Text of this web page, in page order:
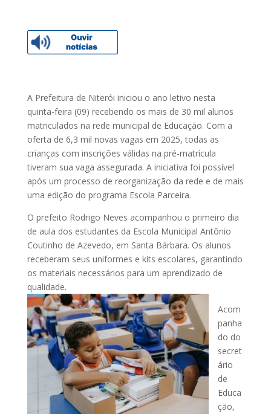
A Prefeitura de Niterói iniciou o ano letivo nesta
quinta-feira (09) recebendo os mais de 30 mil alunos
matriculados na rede municipal de Educação. Com a
oferta de 6,3 mil novas vagas em 2025, todas as
crianças com inscrições válidas na pré-matrícula
tiveram sua vaga assegurada. A iniciativa foi possível
após um processo de reorganização da rede e de mais
uma edição do programa Escola Parceira.
O prefeito Rodrigo Neves acompanhou o primeiro dia
de aula dos estudantes da Escola Municipal Antônio
Coutinho de Azevedo, em Santa Bárbara. Os alunos
receberam seus uniformes e kits escolares, garantindo
os materiais necessários para um aprendizado de
qualidade.
Acom
panha
do do
secret
ário
de
Educa
ção,